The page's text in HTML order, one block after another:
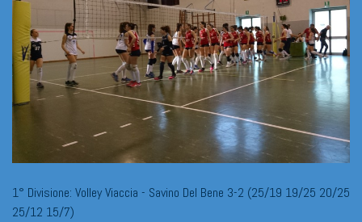
1° Divisione: Volley Viaccia - Savino Del Bene 3-2 (25/19 19/25 20/25
25/12 15/7)